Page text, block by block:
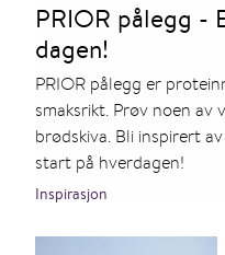
PRIOR pålegg -
dagen!
PRIOR pålegg er
smaksrikt. Prøv noen av
brødskiva. Bli inspirert
start på hverdagen!
Inspirasjon